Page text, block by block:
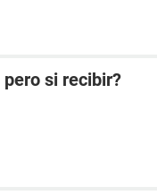
si recibir?